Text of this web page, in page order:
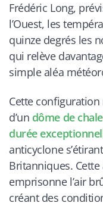
Frédéric Long,
l’Ouest, les
quinze degrés les
qui relève
simple aléa
Cette
d’un dôme de
durée
anticyclone
Britanniques.
emprisonne l’air
créant des